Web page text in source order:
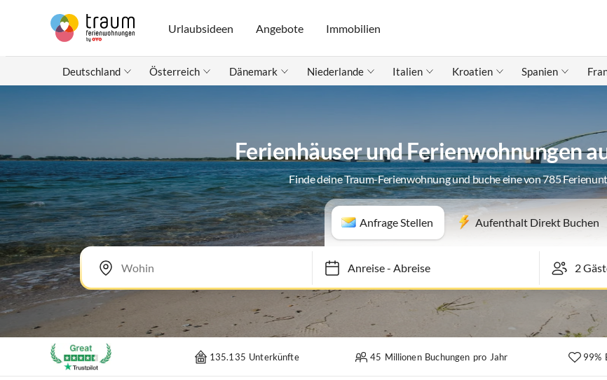
Urlaubsideen Angebote Immobilien
Deutschland Österreich Dänemark Niederlande Italien Kroatien Spanien
Ferienhäuser und Ferienwohnungen
Finde deine Traum-Ferienwohnung und buche eine von 785
Anfrage Stellen Aufenthalt Direkt Buchen
Anreise-Abreise
135.135 Unterkünfte 45 Millionen Buchungen pro Jahr 99%